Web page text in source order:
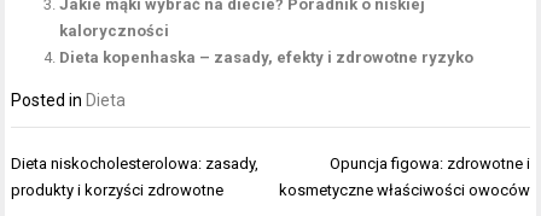
Jakie mąki wybrać na diecie? Poradnik o niskiej
kaloryczności
Dieta kopenhaska – zasady, efekty i zdrowotne ryzyko
Posted in Dieta
Nawigacja
wpisu
Dieta niskocholesterolowa: zasady,
produkty i korzyści zdrowotne
Opuncja figowa: zdrowotne i
kosmetyczne właściwości owoców